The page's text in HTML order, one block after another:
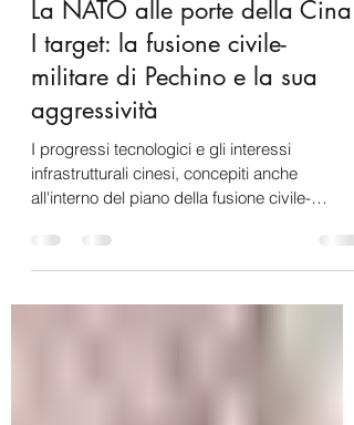
Nicola Iuvinale
14 ago 2022
Tempo di lettura: 6 min
La NATO alle porte della Cina.
I target: la fusione civile-
militare di Pechino e la sua
aggressività
I progressi tecnologici e gli interessi
infrastrutturali cinesi, concepiti anche